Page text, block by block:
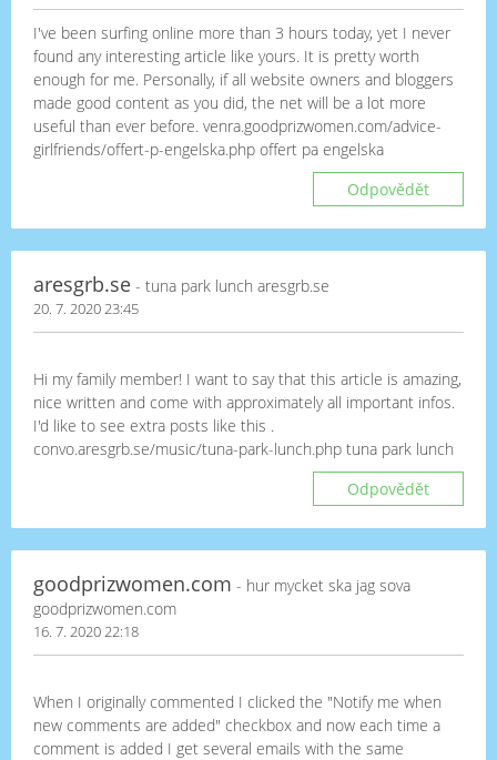
I've been surfing online more than 3 hours today, yet I never
found any interesting article like yours. It is pretty worth
enough for me. Personally, if all website owners and bloggers
made good content as you did, the net will be a lot more
useful than ever before. venra.goodprizwomen.com/advice-
girlfriends/offert-p-engelska.php offert pa engelska
Odpovědět
aresgrb.se - tuna park lunch aresgrb.se
20. 7. 2020 23:45
Hi my family member! I want to say that this article is amazing,
nice written and come with approximately all important infos.
I'd like to see extra posts like this .
convo.aresgrb.se/music/tuna-park-lunch.php tuna park lunch
Odpovědět
goodprizwomen.com - hur mycket ska jag sova
goodprizwomen.com
16. 7. 2020 22:18
When I originally commented I clicked the "Notify me when
new comments are added" checkbox and now each time a
comment is added I get several emails with the same